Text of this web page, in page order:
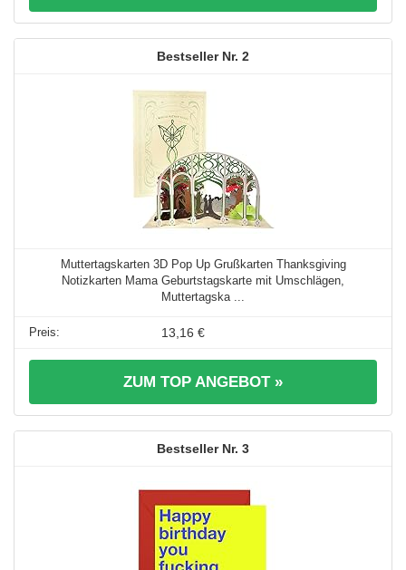
2
Muttertagskarten 3D Pop Up Grußkarten Thanksgiving
Notizkarten Mama Geburtstagskarte mit Umschlägen,
Muttertagska ...
13,16 €
ZUM TOP ANGEBOT »
3